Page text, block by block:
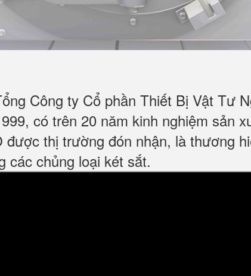
Công ty Cổ phần Thiết Bị Vật Tư
có trên 20 năm kinh nghiệm sản
được thị trường đón nhận, là thương
các chủng loại két sắt.